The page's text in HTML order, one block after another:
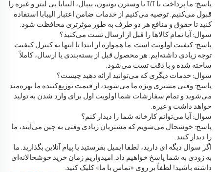
پاسخ: ما پرداخت با T/T یا وسترن یونیون، پیپال، الیبابا پی لیتر و غیره را
قبول می‌کنیم. توصیه می‌کنیم از خدمات ضامن اعتبار الیبابا استفاده
کنید تا حقوق و منافع هر دو طرف به طور موثرتری محافظت شود.
سوال: آیا تمام کالاها را قبل از ارسال تست می‌کنید؟
پاسخ: کیفیت اولویت است. ما همواره از ابتدا تا انتها به کنترل کیفیت
توجه زیادی داشته‌ایم. هر محصول قبل از بسته‌بندی یا ارسال، کاملاً
ساخته شده و با دقت تست می‌شود.
سوال: خدمات دیگری که می‌توانید ارائه دهید چیست؟
پاسخ: وقتی مشتری ویژه ما می‌شوید، از قیمت توزیع‌کننده ما بهره‌مند
می‌شوید و تمام سفارشات شما اولویت اول برای وارد شدن به تولید
خواهد داشت و غیره.
سوال: آیا می‌توانم کارخانه شما را دیدار کنم؟
پاسخ: خوشحال می‌شویم که مشتریان زیادی وقتی به چین می‌آیند، ما
را دیدار کنند.
اگر سوال دیگه ای دارید، لطفا ایمیل بفرستید یا پیام آنلاین بگذارید. ما
به زودی به شما پاسخ خواهیم داد. امیدواریم زمان خرید خوشحالانه‌ای
داشته باشید! لطفاً بر روی «تماس با ما» کلیک کنید.